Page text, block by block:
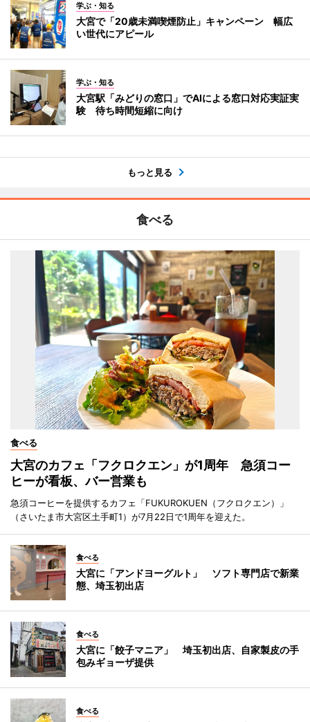
学ぶ・知る
大宮で「20歳未満喫煙防止」キャンペーン 幅広
い世代にアピール
学ぶ・知る
大宮駅「みどりの窓口」でAIによる窓口対応実証実
験 待ち時間短縮に向け
もっと見る
食べる
食べる
大宮のカフェ「フクロクエン」が1周年 急須コー
ヒーが看板、バー営業も
急須コーヒーを提供するカフェ「FUKUROKUEN（フクロクエン）」
（さいたま市大宮区土手町1）が7月22日で1周年を迎えた。
食べる
大宮に「アンドヨーグルト」 ソフト専門店で新業
態、埼玉初出店
食べる
大宮に「餃子マニア」 埼玉初出店、自家製皮の手
包みギョーザ提供
食べる